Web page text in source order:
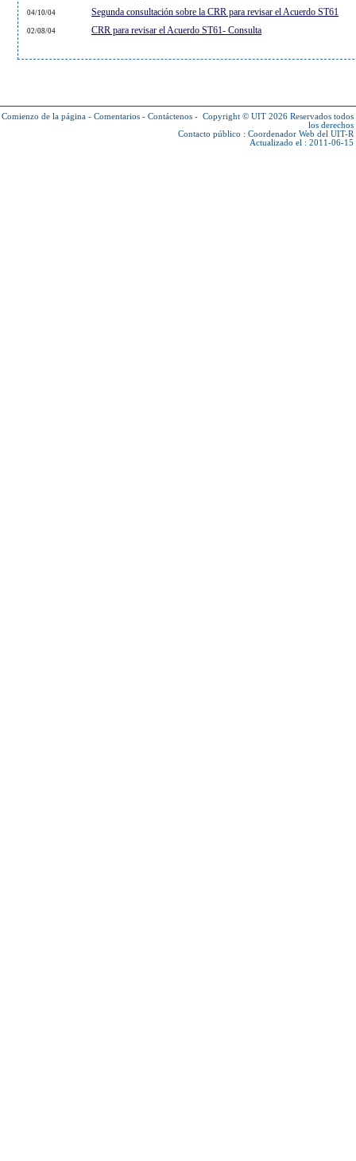
04/10/04 Segunda consultación sobre la CRR para revisar el Acuerdo ST61
02/08/04 CRR para revisar el Acuerdo ST61- Consulta
Comienzo de la página - Comentarios - Contáctenos - Copyright © UIT 2026 Reservados todos
los derechos
Contacto público : Coordenador Web del UIT-R
Actualizado el : 2011-06-15